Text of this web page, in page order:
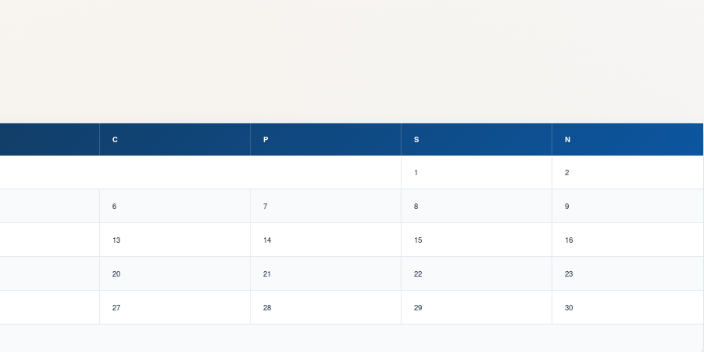
C P S N
1 2
6 7 8 9
13 14 15 16
20 21 22 23
27 28 29 30